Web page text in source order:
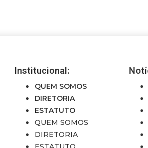
Institucional:
QUEM SOMOS
DIRETORIA
ESTATUTO
QUEM SOMOS
DIRETORIA